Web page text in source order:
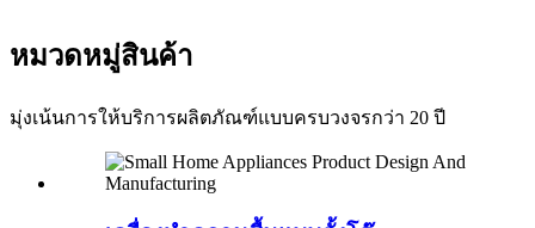
หมวดหมู่สินค้า
มุ่งเน้นการให้บริการผลิตภัณฑ์แบบครบวงจรกว่า 20 ปี